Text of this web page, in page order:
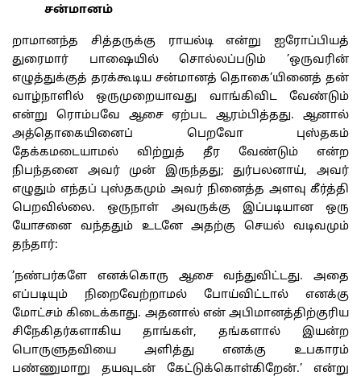
சன்மானம்
றாமானந்த சித்தருக்கு ராயல்டி என்று ஐரோப்பியத்
துரைமார் பாஷையில் சொல்லப்படும் ’ஒருவரின்
எழுத்துக்குத் தரக்கூடிய சன்மானத் தொகை’யினைத் தன்
வாழ்நாளில் ஒருமுறையாவது வாங்கிவிட வேண்டும்
என்று ரொம்பவே ஆசை ஏற்பட ஆரம்பித்தது. ஆனால்
அத்தொகையினைப் பெறவோ புஸ்தகம்
தேக்கமடையாமல் விற்றுத் தீர வேண்டும் என்ற
நிபந்தனை அவர் முன் இருந்தது; துர்பலனாய், அவர்
எழுதும் எந்தப் புஸ்தகமும் அவர் நினைத்த அளவு கீர்த்தி
பெறவில்லை. ஒருநாள் அவருக்கு இப்படியான ஒரு
யோசனை வந்ததும் உடனே அதற்கு செயல் வடிவமும்
தந்தார்:
’நண்பர்களே எனக்கொரு ஆசை வந்துவிட்டது. அதை
எப்படியும் நிறைவேற்றாமல் போய்விட்டால் எனக்கு
மோட்சம் கிடைக்காது. அதனால் என் அபிமானத்திற்குரிய
சிநேகிதர்களாகிய தாங்கள், தங்களால் இயன்ற
பொருளுதவியை அளித்து எனக்கு உபகாரம்
பண்ணுமாறு தயவுடன் கேட்டுக்கொள்கிறேன்.’ என்று